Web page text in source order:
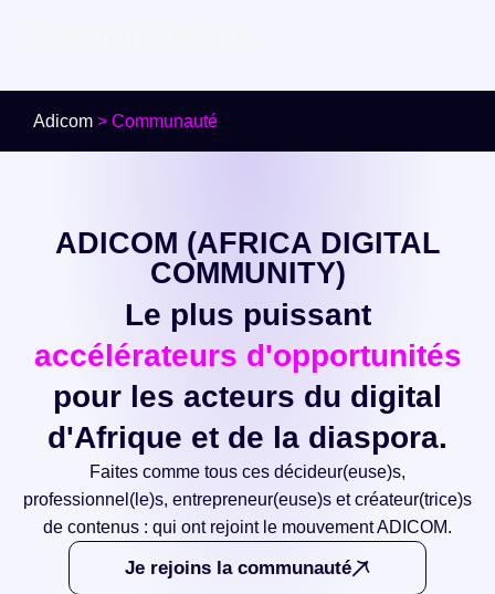
Adicom > Communauté
ADICOM (AFRICA DIGITAL
COMMUNITY)
Le plus puissant
accélérateurs d'opportunités
pour les acteurs du digital
d'Afrique et de la diaspora.
Faites comme tous ces décideur(euse)s,
professionnel(le)s, entrepreneur(euse)s et créateur(trice)s
de contenus : qui ont rejoint le mouvement ADICOM.
Je rejoins la communauté